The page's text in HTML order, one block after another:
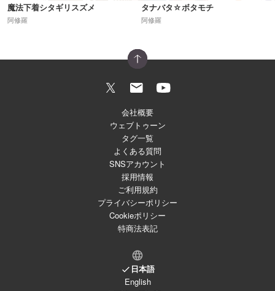
魔法下着シタギリスズメ
阿修羅
タナバタ☆ボタモチ
阿修羅
会社概要
ウェブトゥーン
タグ一覧
よくある質問
SNSアカウント
採用情報
ご利用規約
プライバシーポリシー
Cookieポリシー
特商法表記
日本語
English